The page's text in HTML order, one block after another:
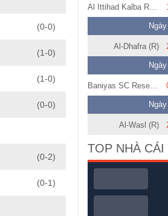
(0-0)
(1-0)
(1-0)
(0-0)
(0-2)
(0-1)
Al Ittihad Kalba Reserves
Al-Dhafra (R)
Baniyas SC Reserves
Al-Wasl (R)
TOP NHÀ CÁI